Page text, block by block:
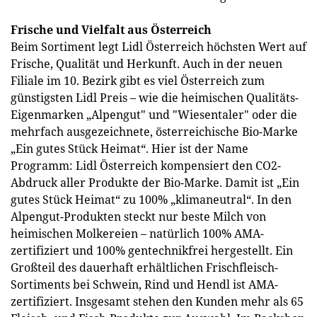
Frische und Vielfalt aus Österreich
Beim Sortiment legt Lidl Österreich höchsten Wert auf
Frische, Qualität und Herkunft. Auch in der neuen
Filiale im 10. Bezirk gibt es viel Österreich zum
günstigsten Lidl Preis – wie die heimischen Qualitäts-
Eigenmarken „Alpengut" und "Wiesentaler" oder die
mehrfach ausgezeichnete, österreichische Bio-Marke
„Ein gutes Stück Heimat“. Hier ist der Name
Programm: Lidl Österreich kompensiert den CO2-
Abdruck aller Produkte der Bio-Marke. Damit ist „Ein
gutes Stück Heimat“ zu 100% „klimaneutral“. In den
Alpengut-Produkten steckt nur beste Milch von
heimischen Molkereien – natürlich 100% AMA-
zertifiziert und 100% gentechnikfrei hergestellt. Ein
Großteil des dauerhaft erhältlichen Frischfleisch-
Sortiments bei Schwein, Rind und Hendl ist AMA-
zertifiziert. Insgesamt stehen den Kunden mehr als 65